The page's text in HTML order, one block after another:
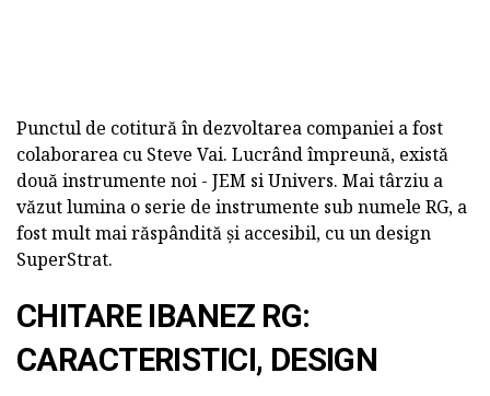
Punctul de cotitură în dezvoltarea companiei a fost
colaborarea cu Steve Vai. Lucrând împreună, există
două instrumente noi - JEM si Univers. Mai târziu a
văzut lumina o serie de instrumente sub numele RG, a
fost mult mai răspândită și accesibil, cu un design
SuperStrat.
CHITARE IBANEZ RG:
CARACTERISTICI, DESIGN